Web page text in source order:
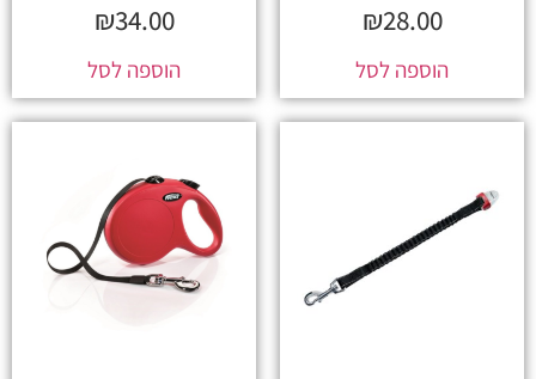
₪28.00
הוספה לסל
₪34.00
הוספה לסל